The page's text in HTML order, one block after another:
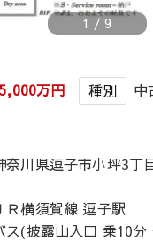
1 /9
万円 種別 中
奈川県逗子市小坪3
Ｒ横須賀線 逗子駅
ス(披露山入口 乗10分